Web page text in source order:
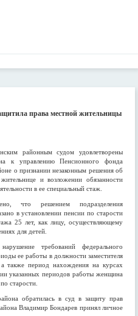
права местной жительницы
районным судом удовлетворены
к управлению Пенсионного фонда
о признании незаконным решения об
и возложении обязанности
в ее специальный стаж.
что решением подразделения
в установлении пенсии по старости
25 лет, как лицу, осуществляющему
для детей.
требований федерального
ее работы в должности заместителя
также период нахождения на курсах
указанных периодов работы женщина
старости.
обратилась в суд в защиту прав
Владимир Бондарев принял личное